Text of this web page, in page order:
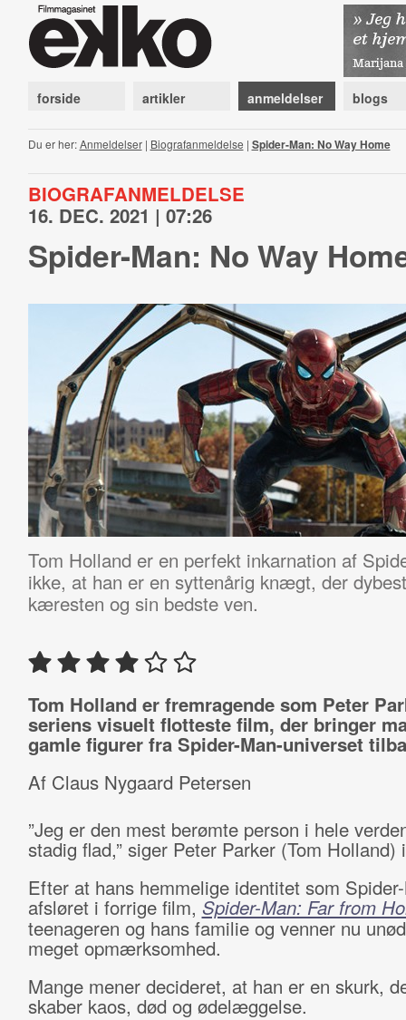
forside artikler anmeldelser blogs
Du er her:Anmeldelser| Biografanmeldelse | Spider-Man: No Way Home
BIOGRAFANMELDELSE
16. DEC. 2021 | 07:26
Spider-Man: No Way
Tom Holland er en perfekt inkarnation af
ikke, at han er en syttenårig knægt, der
kæresten og sin bedste ven.
Tom Holland er fremragende som Peter
seriens visuelt flotteste film, der bringer
gamle figurer fra Spider-Man-universet
Af Claus Nygaard Petersen
”Jeg er den mest berømte person i hele
stadig flad,” siger Peter Parker (Tom Holland)
Efter at hans hemmelige identitet som
afsløret i forrige film, Spider-Man: Far from
teenageren og hans familie og venner nu
meget opmærksomhed.
Mange mener decideret, at han er en skurk,
skaber kaos, død og ødelæggelse.